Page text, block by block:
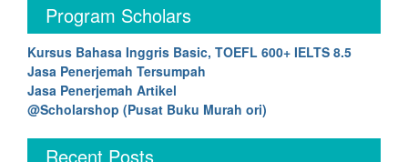
Program Scholars
Kursus Bahasa Inggris Basic, TOEFL 600+ IELTS 8.5
Jasa Penerjemah Tersumpah
Jasa Penerjemah Artikel
@Scholarshop (Pusat Buku Murah ori)
Recent Posts